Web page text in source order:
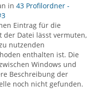
in 43 Profilordner -
Eintrag für die
der Datei lässt vermuten,
nutzenden
enthalten ist. Die
Windows und
Beschreibung der
noch nicht gefunden.